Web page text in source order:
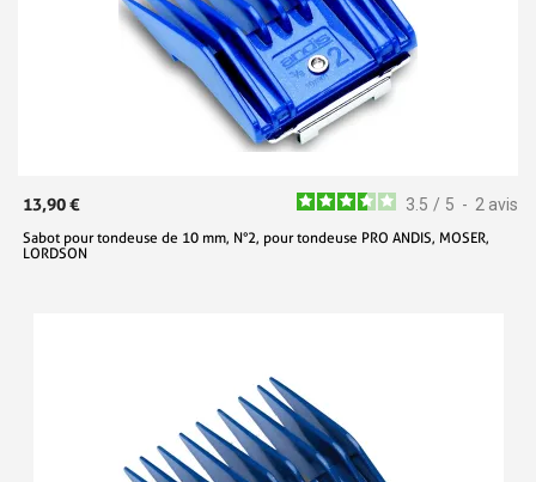
3.5 / 5 - 2 avis
13,90 €
Sabot pour tondeuse de 10 mm, N°2, pour tondeuse PRO ANDIS, MOSER,
LORDSON